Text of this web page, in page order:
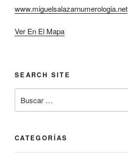
www.miguelsalazarnumerologia.net
Ver En El Mapa
SEARCH SITE
por:
CATEGORÍAS